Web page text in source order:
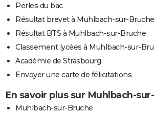
Perles du bac
Résultat brevet à Muhlbach-sur-Bruche
Résultat BTS à Muhlbach-sur-Bruche
Classement lycées à Muhlbach-sur-
Académie de Strasbourg
Envoyer une carte de félicitations
En savoir plus sur Muhlbach-
Muhlbach-sur-Bruche